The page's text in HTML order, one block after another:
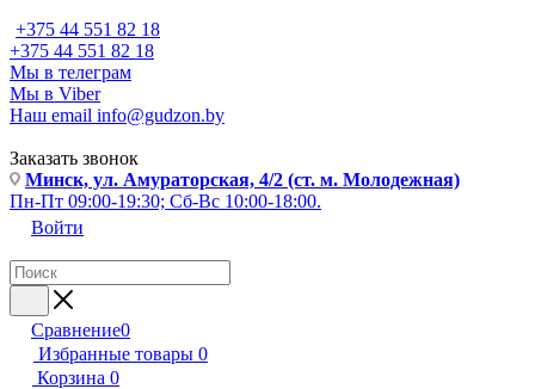
+375 44 551 82 18
+375 44 551 82 18
Мы в телеграм
Мы в Viber
Наш email info@gudzon.by
Заказать звонок
Минск, ул. Амураторская, 4/2 (ст. м. Молодежная)
Пн-Пт 09:00-19:30; Сб-Вс 10:00-18:00.
Войти
Сравнение0
Избранные товары 0
Корзина 0